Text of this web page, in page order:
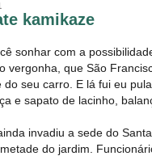
kamikaze
sonhar com a
vergonha, que São
do seu carro. E lá fui eu
e sapato de lacinho,
invadiu a sede do
do jardim.